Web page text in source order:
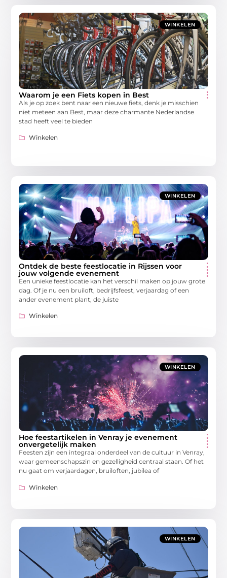
WINKELEN
Waarom je een Fiets kopen in Best
Als je op zoek bent naar een nieuwe fiets, denk je misschien
niet meteen aan Best, maar deze charmante Nederlandse
stad heeft veel te bieden
Winkelen
WINKELEN
Ontdek de beste feestlocatie in Rijssen voor
jouw volgende evenement
Een unieke feestlocatie kan het verschil maken op jouw grote
dag. Of je nu een bruiloft, bedrijfsfeest, verjaardag of een
ander evenement plant, de juiste
Winkelen
WINKELEN
Hoe feestartikelen in Venray je evenement
onvergetelijk maken
Feesten zijn een integraal onderdeel van de cultuur in Venray,
waar gemeenschapszin en gezelligheid centraal staan. Of het
nu gaat om verjaardagen, bruiloften, jubilea of
Winkelen
WINKELEN